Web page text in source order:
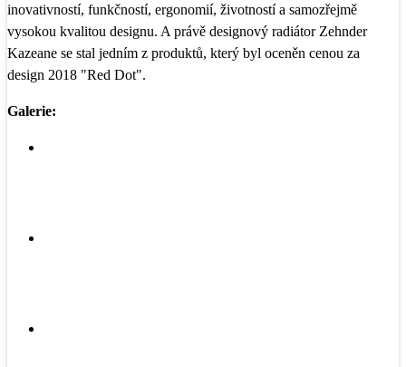
inovativností, funkčností, ergonomií, životností a samozřejmě
vysokou kvalitou designu. A právě designový radiátor Zehnder
Kazeane se stal jedním z produktů, který byl oceněn cenou za
design 2018 "Red Dot".
Galerie: